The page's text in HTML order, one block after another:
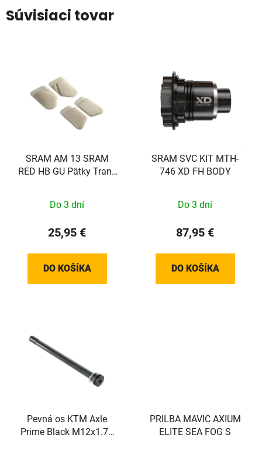
Súvisiaci tovar
SRAM AM 13 SRAM
RED HB GU Pätky Trans
Do 3 dní
25,95 €
DO KOŠÍKA
SRAM SVC KIT MTH-
746 XD FH BODY
Do 3 dní
87,95 €
DO KOŠÍKA
Pevná os KTM Axle
Prime Black M12x1.75
PRILBA MAVIC AXIUM
ELITE SEA FOG S